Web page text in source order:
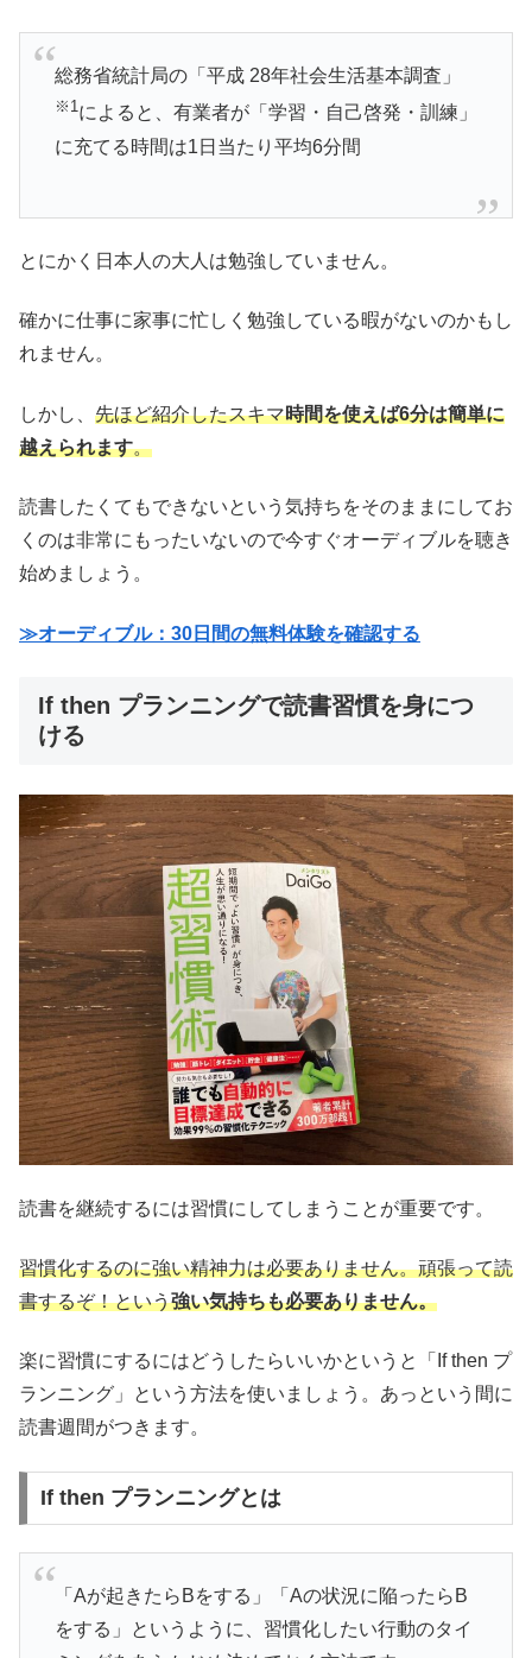
総務省統計局の「平成 28年社会生活基本調査」
※1によると、有業者が「学習・自己啓発・訓練」
に充てる時間は1日当たり平均6分間
とにかく日本人の大人は勉強していません。
確かに仕事に家事に忙しく勉強している暇がないのかもし
れません。
しかし、 先ほど紹介したスキマ時間を使えば6分は簡単に
越えられます。
読書したくてもできないという気持ちをそのままにしてお
くのは非常にもったいないので今すぐオーディブルを聴き
始めましょう。
≫オーディブル：30日間の無料体験を確認する
If then プランニングで読書習慣を身につ
ける
読書を継続するには習慣にしてしまうことが重要です。
習慣化するのに強い精神力は必要ありません。頑張って読
書するぞ！という強い気持ちも必要ありません。
楽に習慣にするにはどうしたらいいかというと「If then プ
ランニング」という方法を使いましょう。あっという間に
読書週間がつきます。
If then プランニングとは
「Aが起きたらBをする」「Aの状況に陥ったらB
をする」というように、習慣化したい行動のタイ